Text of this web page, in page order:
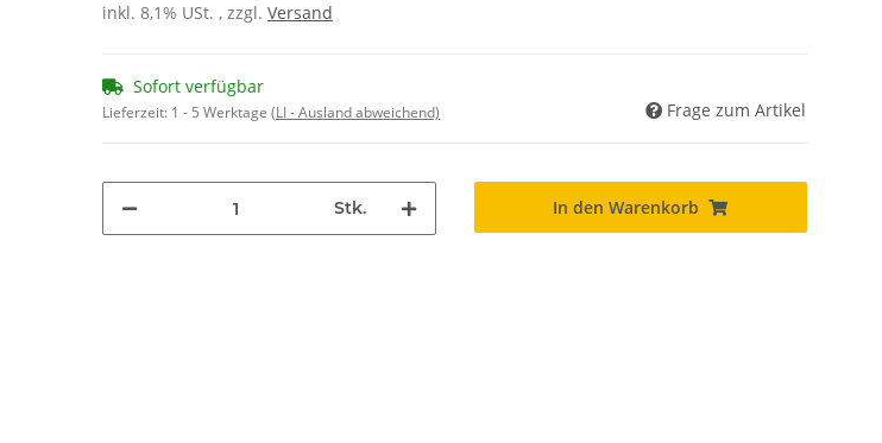
inkl. 8,1% USt. , zzgl. Versand
Sofort verfügbar
Lieferzeit: 1 - 5 Werktage (LI - Ausland abweichend) Frage zum Artikel
Stk. In den Warenkorb